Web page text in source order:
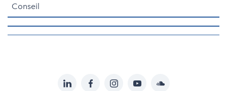
Conseil
LinkedInFacebookInstagramYouTubeSoundcloud